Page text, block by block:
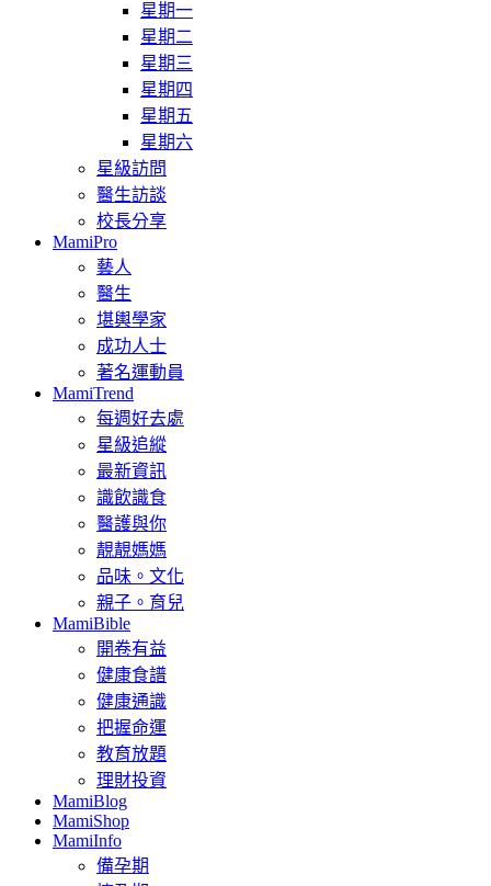
星期一
星期二
星期三
星期四
星期五
星期六
星級訪問
醫生訪談
校長分享
MamiPro
藝人
醫生
堪輿學家
成功人士
著名運動員
MamiTrend
每週好去處
星級追縱
最新資訊
識飲識食
醫護與你
靚靚媽媽
品味。文化
親子。育兒
MamiBible
開卷有益
健康食譜
健康通識
把握命運
教育放題
理財投資
MamiBlog
MamiShop
MamiInfo
備孕期